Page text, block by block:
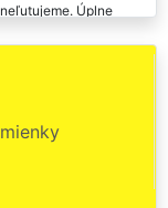
Úplne
sťahovací
všetkých
upratovacie služby
Určite aj
služby.